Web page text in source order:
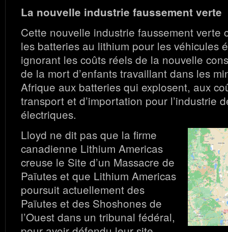
La nouvelle industrie faussement verte
Cette nouvelle industrie faussement verte
les batteries au lithium pour les véhicules
ignorant les coûts réels de la nouvelle
de la mort d’enfants travaillant dans les
Afrique aux batteries qui explosent, aux
transport et d’importation pour l’industrie
électriques.
Lloyd ne dit pas que la firme
canadienne Lithium Americas
creuse le Site d’un Massacre de
Païutes et que Lithium Americas
poursuit actuellement des
Païutes et des Shoshones de
l’Ouest dans un tribunal fédéral,